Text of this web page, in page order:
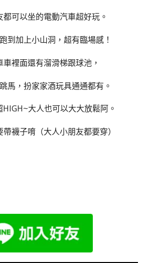
都可以坐的電動汽車超好玩。
到加上小山洞，超有臨場感！
車裡面還有溜滑梯跟球池，
馬，扮家家酒玩具通通都有。
大人也可以大大放鬆阿。
襪子唷（大人小朋友都要穿）